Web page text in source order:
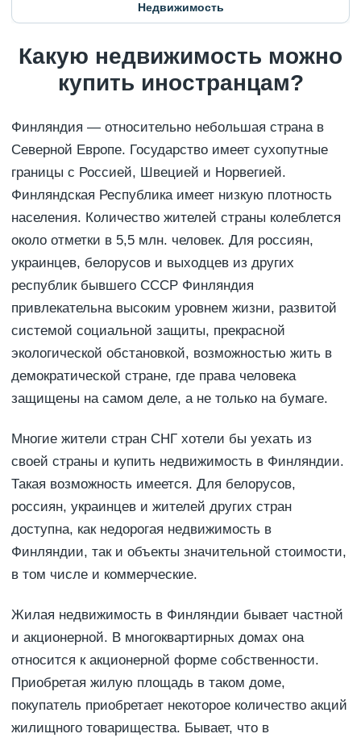
Недвижимость
Какую недвижимость можно
купить иностранцам?
Финляндия — относительно небольшая страна в
Северной Европе. Государство имеет сухопутные
границы с Россией, Швецией и Норвегией.
Финляндская Республика имеет низкую плотность
населения. Количество жителей страны колеблется
около отметки в 5,5 млн. человек. Для россиян,
украинцев, белорусов и выходцев из других
республик бывшего СССР Финляндия
привлекательна высоким уровнем жизни, развитой
системой социальной защиты, прекрасной
экологической обстановкой, возможностью жить в
демократической стране, где права человека
защищены на самом деле, а не только на бумаге.
Многие жители стран СНГ хотели бы уехать из
своей страны и купить недвижимость в Финляндии.
Такая возможность имеется. Для белорусов,
россиян, украинцев и жителей других стран
доступна, как недорогая недвижимость в
Финляндии, так и объекты значительной стоимости,
в том числе и коммерческие.
Жилая недвижимость в Финляндии бывает частной
и акционерной. В многоквартирных домах она
относится к акционерной форме собственности.
Приобретая жилую площадь в таком доме,
покупатель приобретает некоторое количество акций
жилищного товарищества. Бывает, что в